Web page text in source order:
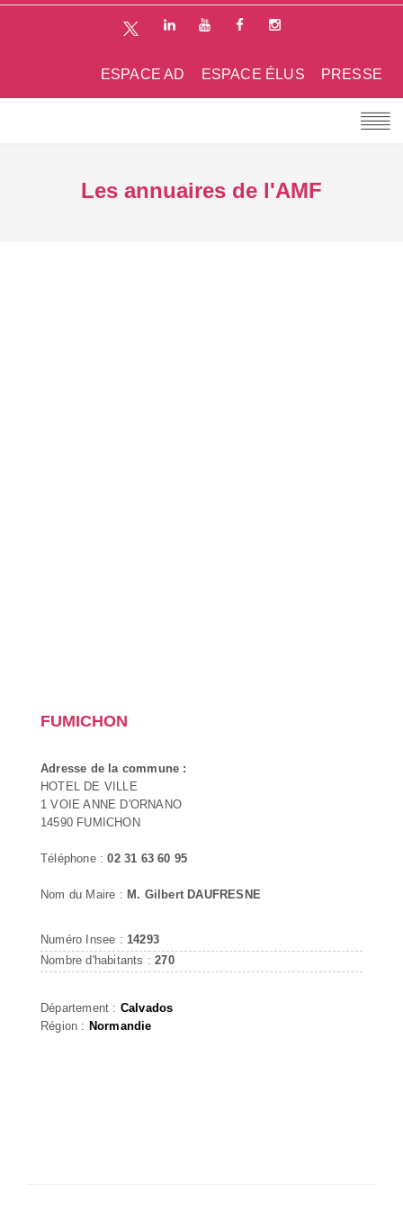
PRESSE
ESPACE ÉLUS
ESPACE AD
Les annuaires de l'AMF
FUMICHON
Adresse de la commune :
HOTEL DE VILLE
1 VOIE ANNE D'ORNANO
14590 FUMICHON
Téléphone :02 31 63 60 95
Nom du Maire : M. Gilbert DAUFRESNE
Numéro Insee : 14293
Nombre d'habitants :270
Département : Calvados
Région : Normandie